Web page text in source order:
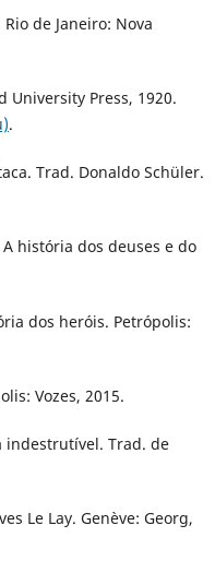
de Janeiro: Nova
University Press, 1920.
.
Trad. Donaldo Schüler.
história dos deuses e do
dos heróis. Petrópolis:
Vozes, 2015.
indestrutível. Trad. de
Le Lay. Genève: Georg,